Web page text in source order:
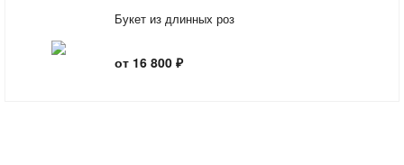
Букет из длинных роз
от 16 800 ₽